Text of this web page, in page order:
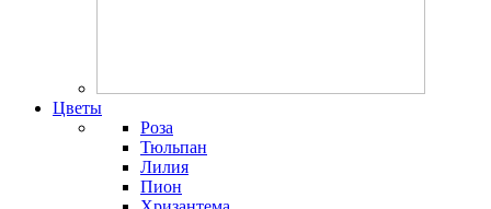
Цветы
Роза
Тюльпан
Лилия
Пион